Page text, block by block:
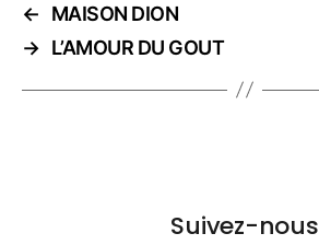
←
MAISON DION
→ L’AMOUR DU GOUT
Suivez-nous